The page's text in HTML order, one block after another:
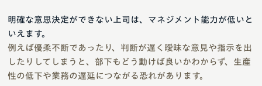
明確な意思決定ができない上司は、マネジメント能力が低いと
いえます。
例えば優柔不断であったり、判断が遅く曖昧な意見や指示を出
したりしてしまうと、部下もどう動けば良いかわからず、生産
性の低下や業務の遅延につながる恐れがあります。